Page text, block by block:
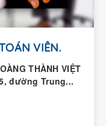
VIÊN.
THÀNH VIỆT
đường Trung...